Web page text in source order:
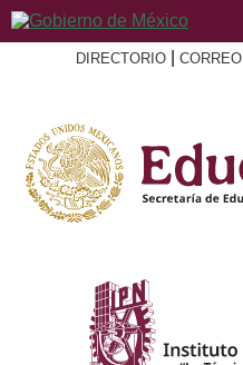
DIRECTORIO CORREO